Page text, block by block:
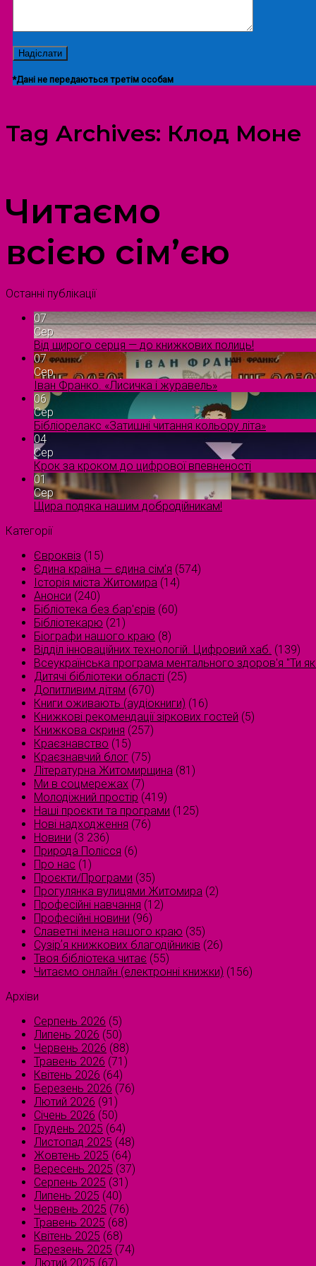
*Дані не передаються третім особам
Tag Archives: Клод Моне
Читаємо
всією сім’єю
Останні публікації
07
Сер
Від щирого серця — до книжкових полиць!
07
Сер
Іван Франко. «Лисичка і журавель»
06
Сер
Бібліорелакс «Затишні читання кольору літа»
04
Сер
Крок за кроком до цифрової впевненості
01
Сер
Щира подяка нашим добродійникам!
Категорії
Євроквіз (15)
Єдина країна — єдина сім’я (574)
Історія міста Житомира (14)
Анонси (240)
Бібліотека без бар'єрів (60)
Бібліотекарю (21)
Біографи нашого краю (8)
Відділ інноваційних технологій. Цифровий хаб. (139)
Всеукраїнська програма ментального здоров'я "Ти
Дитячі бібліотеки області (25)
Допитливим дітям (670)
Книги оживають (аудіокниги) (16)
Книжкові рекомендації зіркових гостей (5)
Книжкова скриня (257)
Краєзнавство (15)
Краєзнавчий блог (75)
Літературна Житомирщина (81)
Ми в соцмережах (7)
Молодіжний простір (419)
Наші проєкти та програми (125)
Нові надходження (76)
Новини (3 236)
Природа Полісся (6)
Про нас (1)
Проєкти/Програми (35)
Прогулянка вулицями Житомира (2)
Професійні навчання (12)
Професійні новини (96)
Славетні імена нашого краю (35)
Сузірʼя книжкових благодійників (26)
Твоя бібліотека читає (55)
Читаємо онлайн (електронні книжки) (156)
Архіви
Серпень 2026 (5)
Липень 2026 (50)
Червень 2026 (88)
Травень 2026 (71)
Квітень 2026 (64)
Березень 2026 (76)
Лютий 2026 (91)
Січень 2026 (50)
Грудень 2025 (64)
Листопад 2025 (48)
Жовтень 2025 (64)
Вересень 2025 (37)
Серпень 2025 (31)
Липень 2025 (40)
Червень 2025 (76)
Травень 2025 (68)
Квітень 2025 (68)
Березень 2025 (74)
Лютий 2025 (67)